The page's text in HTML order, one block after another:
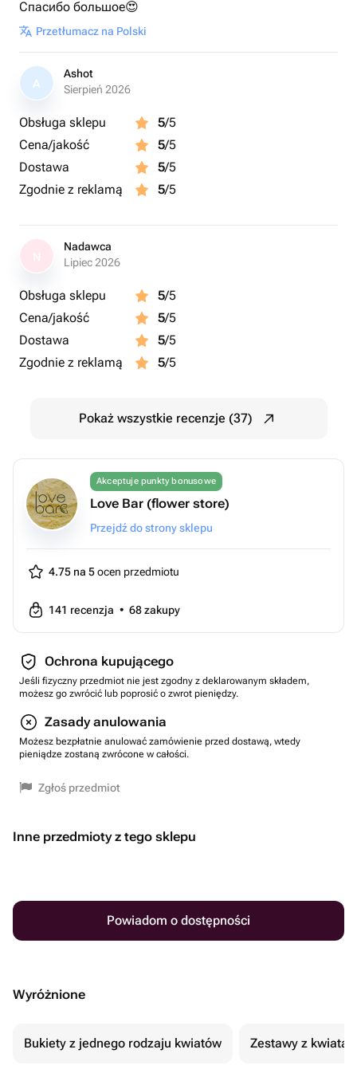
Спасибо большое😍
Przetłumacz na Polski
A
Ashot
Sierpień 2026
Obsługa sklepu 5/5
Cena/jakość
5/5
Dostawa
5/5
Zgodnie z reklamą
5/5
Nadawca
Lipiec 2026
Obsługa sklepu 5/5
Cena/jakość
5/5
Dostawa
5/5
Zgodnie z reklamą
5/5
Pokaż wszystkie recenzje (37)
Akceptuje punkty bonusowe
Love Bar (flower store)
Przejdź do strony sklepu
4.75 na 5ocen przedmiotu
141 recenzja • 68zakupy
Ochrona kupującego
Jeśli fizyczny przedmiot nie jest zgodny z deklarowanym składem,
możesz go zwrócić lub poprosić o zwrot pieniędzy.
Zasady anulowania
Możesz bezpłatnie anulować zamówienie przed dostawą, wtedy
pieniądze zostaną zwrócone w całości.
Zgłoś przedmiot
Inne przedmioty z tego sklepu
Powiadom o dostępności
Wyróżnione
Bukiety z jednego rodzaju kwiatów Zestawy z